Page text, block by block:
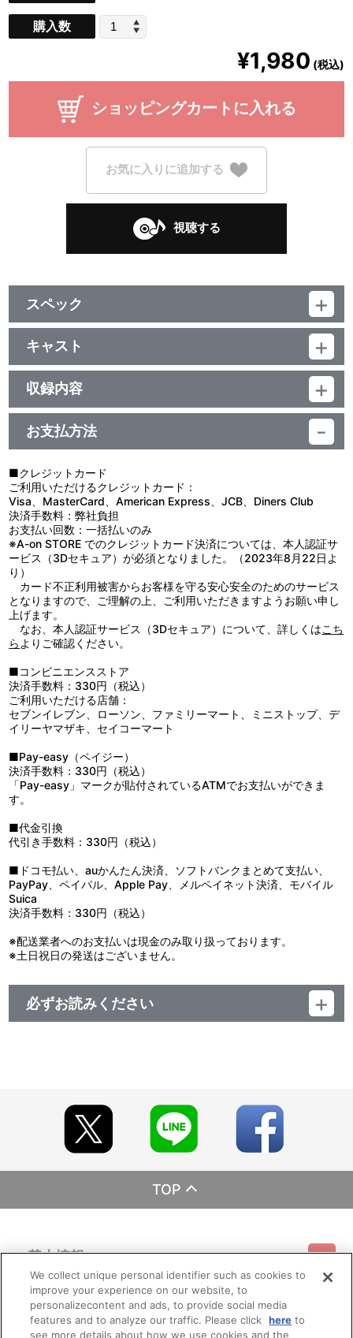
購入数
¥1,980 (税込)
ショッピングカートに入れる
お気に入りに追加する
視聴する
スペック
品番：LACM-14586
ジャンル：国内アニメ音楽
シングル
CD+DVD／16分
キャスト
小野賢章
収録内容
＜収録曲＞
1：Ａｇａｉｎｓｔ Ｔｈｅ Ｗｉｎｄ
2：ＦＩＲＥ ＦＩＲＥ
3：Ａｇａｉｎｓｔ Ｔｈｅ Ｗｉｎｄ （ｏｆｆ ｖｏｃａｌ）
4：ＦＩＲＥ ＦＩＲＥ （ｏｆｆ ｖｏｃａｌ）
1：Ａｇａｉｎｓｔ Ｔｈｅ Ｗｉｎｄ －Ｍｕｓｉｃ Ｖｉｄｅ
ｏ－
お支払方法
■クレジットカード
ご利用いただけるクレジットカード：
Visa、MasterCard、American Express、JCB、Diners Club
決済手数料：弊社負担
お支払い回数：一括払いのみ
※A-on STORE でのクレジットカード決済については、本人認証サ
ービス（3Dセキュア）が必須となりました。（2023年8月22日よ
り）
カード不正利用被害からお客様を守る安心安全のためのサービス
となりますので、ご理解の上、ご利用いただきますようお願い申し
上げます。
なお、本人認証サービス（3Dセキュア）について、詳しくはこち
らよりご確認ください。
■コンビニエンスストア
決済手数料：330円（税込）
ご利用いただける店舗：
セブンイレブン、ローソン、ファミリーマート、ミニストップ、デ
イリーヤマザキ、セイコーマート
■Pay-easy（ペイジー）
決済手数料：330円（税込）
「Pay-easy」マークが貼付されているATMでお支払いができま
す。
■代金引換
代引き手数料：330円（税込）
■ドコモ払い、auかんたん決済、ソフトバンクまとめて支払い、
PayPay、ペイパル、Apple Pay、メルペイネット決済、モバイル
Suica
決済手数料：330円（税込）
※配送業者へのお支払いは現金のみ取り扱っております。
※土日祝日の発送はございません。
必ずお読みください
TOP
基本情報
利用規約 特定商取引法に基づく表示 プライバシーポリシー
ご利用情報
We collect unique personal identifier such as cookies to
improve your experience on our website, to
personalizecontent and ads, to provide social media
features and to analyze our traffic. Please click here to
see more details about how we use cookies and the